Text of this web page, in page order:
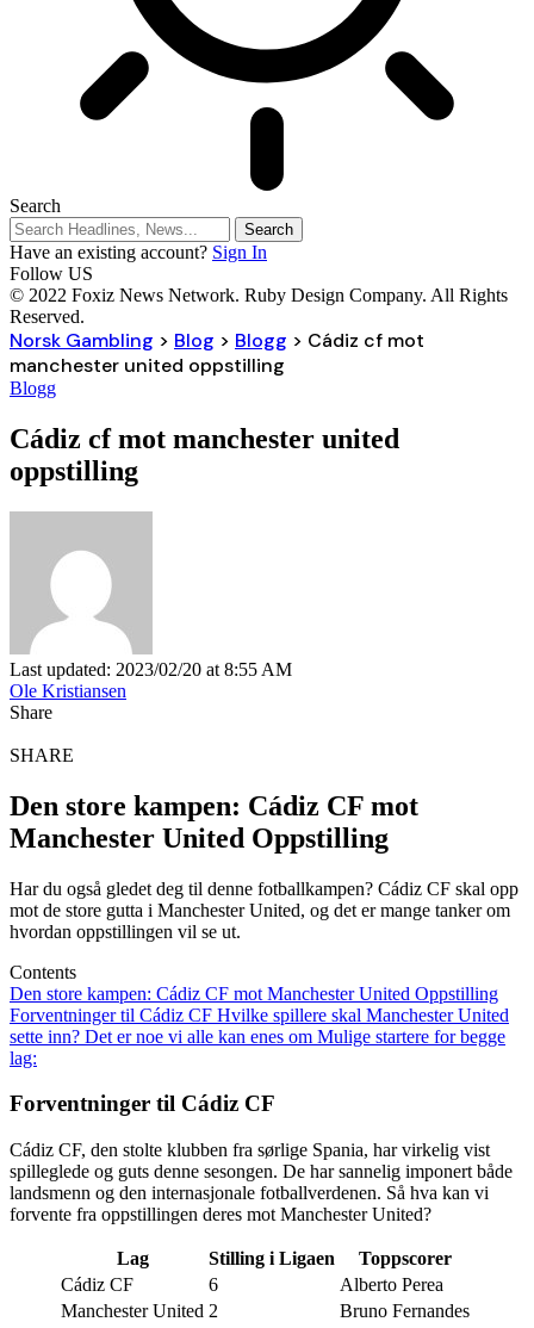
Search
Have an existing account? Sign In
Follow US
© 2022 Foxiz News Network. Ruby Design Company. All Rights
Reserved.
Norsk Gambling > Blog > Blogg > Cádiz cf mot
manchester united oppstilling
Blogg
Cádiz cf mot manchester united
oppstilling
Last updated: 2023/02/20 at 8:55 AM
Ole Kristiansen
Share
SHARE
Den store kampen: Cádiz CF mot
Manchester United Oppstilling
Har du også gledet deg til denne fotballkampen? Cádiz CF skal opp
mot de store gutta i Manchester United, og det er mange tanker om
hvordan oppstillingen vil se ut.
Contents
Den store kampen: Cádiz CF mot Manchester United Oppstilling
Forventninger til Cádiz CF Hvilke spillere skal Manchester United
sette inn? Det er noe vi alle kan enes om Mulige startere for begge
lag:
Forventninger til Cádiz CF
Cádiz CF, den stolte klubben fra sørlige Spania, har virkelig vist
spilleglede og guts denne sesongen. De har sannelig imponert både
landsmenn og den internasjonale fotballverdenen. Så hva kan vi
forvente fra oppstillingen deres mot Manchester United?
Lag Stilling i Ligaen
Toppscorer
Cádiz CF
6
Alberto Perea
Manchester United 2 Bruno Fernandes